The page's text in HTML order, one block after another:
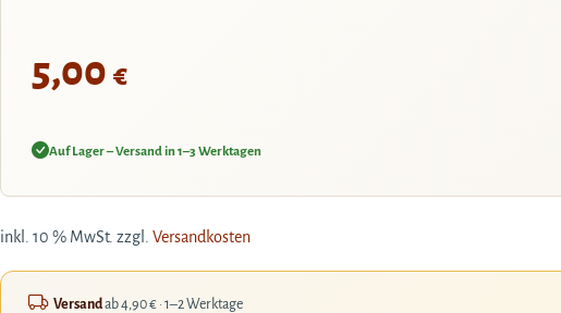
5,00 €
Auf Lager – Versand in 1–3 Werktagen
inkl. 10 % MwSt. zzgl. Versandkosten
Versandab 4,90 € · 1–2 Werktage